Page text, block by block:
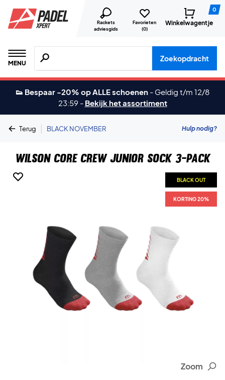
Rackets
adviesgids
Favorieten
(0)
0
Winkelwagentje
MENU
Zoeken naar producten, merken etc.
Zoekopdracht
👟 Bespaar -20% op ALLE schoenen - Geldig t/m 12/8
23:59 - Bekijk het assortiment
Terug | BLACK NOVEMBER Hulp nodig?
Wilson Core Crew Junior Sock 3-pack
BLACK OUT
KORTING 20%
Zoom